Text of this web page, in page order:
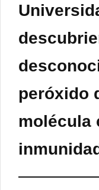
peróxido
molécula